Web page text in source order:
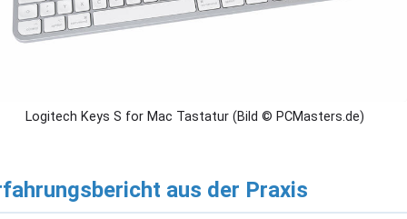
Logitech Keys S for Mac Tastatur (Bild © PCMasters.de)
aus der Praxis